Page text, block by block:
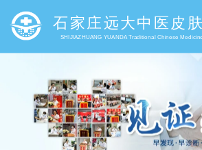
石家庄远大中医皮
SHIJIAZHUANG YUANDA Traditional Chinese